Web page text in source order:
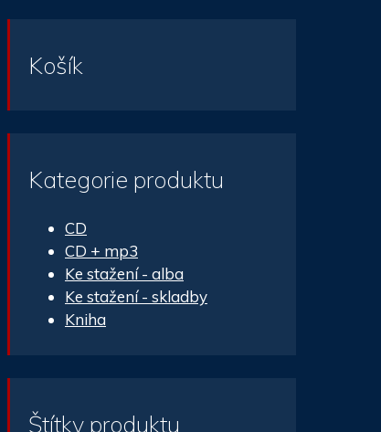
Košík
Kategorie produktu
CD
CD + mp3
Ke stažení - alba
Ke stažení - skladby
Kniha
Štítky produktu